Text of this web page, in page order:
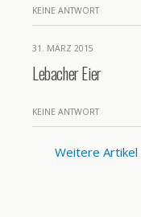
KEINE ANTWORT
31. MÄRZ 2015
Lebacher Eier
KEINE ANTWORT
Weitere